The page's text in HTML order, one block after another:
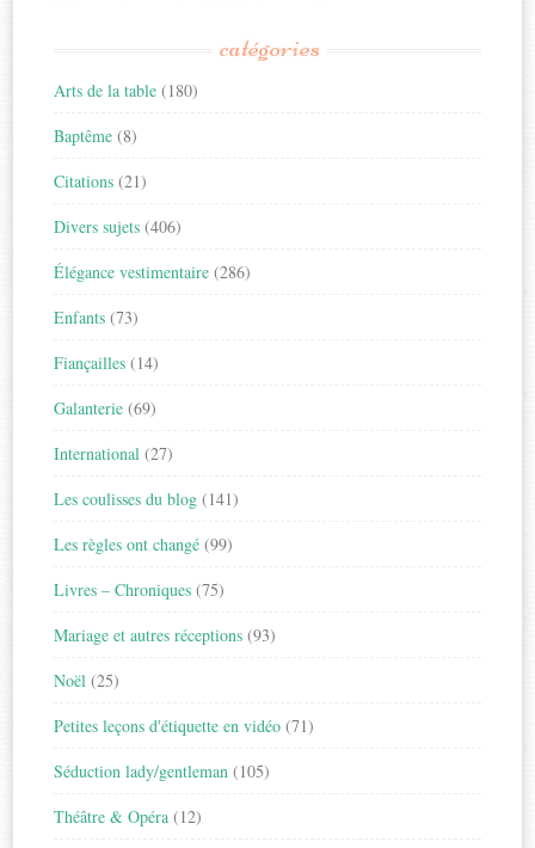
catégories
Arts de la table (180)
Baptême (8)
Citations (21)
Divers sujets (406)
Élégance vestimentaire (286)
Enfants (73)
Fiançailles (14)
Galanterie (69)
International (27)
Les coulisses du blog (141)
Les règles ont changé (99)
Livres – Chroniques (75)
Mariage et autres réceptions (93)
Noël (25)
Petites leçons d'étiquette en vidéo (71)
Séduction lady/gentleman (105)
Théâtre & Opéra (12)